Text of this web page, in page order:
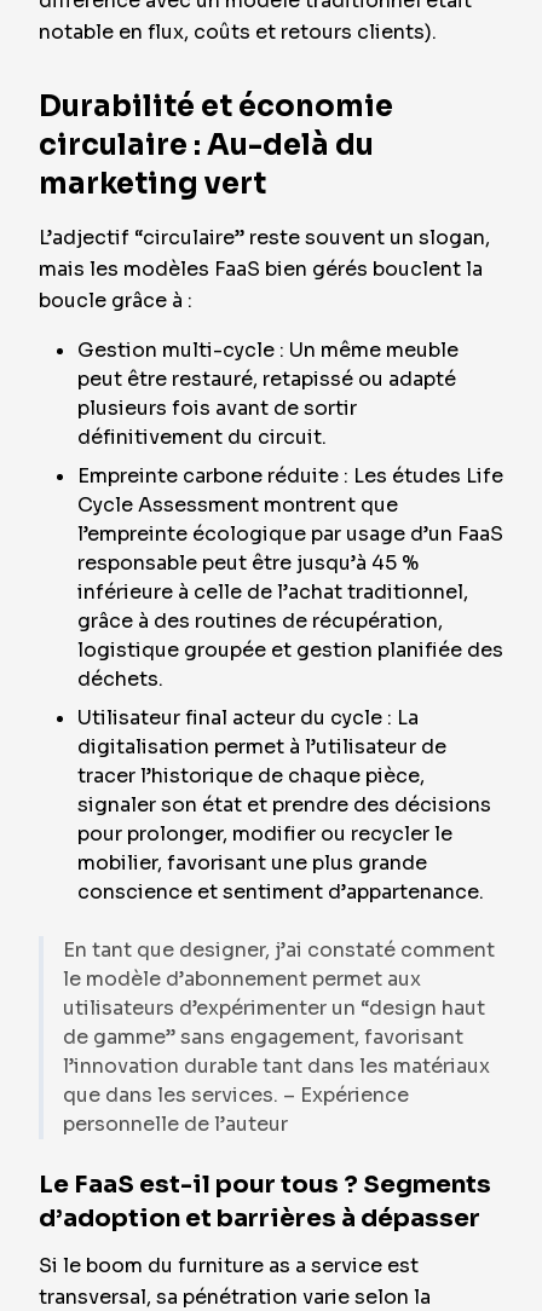
notable en flux, coûts et retours clients).
Durabilité et économie
circulaire : Au-delà du
marketing vert
L’adjectif “circulaire” reste souvent un slogan,
mais les modèles FaaS bien gérés bouclent la
boucle grâce à :
Gestion multi-cycle : Un même meuble
peut être restauré, retapissé ou adapté
plusieurs fois avant de sortir
définitivement du circuit.
Empreinte carbone réduite : Les études Life
Cycle Assessment montrent que
l’empreinte écologique par usage d’un FaaS
responsable peut être jusqu’à 45 %
inférieure à celle de l’achat traditionnel,
grâce à des routines de récupération,
logistique groupée et gestion planifiée des
déchets.
Utilisateur final acteur du cycle : La
digitalisation permet à l’utilisateur de
tracer l’historique de chaque pièce,
signaler son état et prendre des décisions
pour prolonger, modifier ou recycler le
mobilier, favorisant une plus grande
conscience et sentiment d’appartenance.
En tant que designer, j’ai constaté comment
le modèle d’abonnement permet aux
utilisateurs d’expérimenter un “design haut
de gamme” sans engagement, favorisant
l’innovation durable tant dans les matériaux
que dans les services. – Expérience
personnelle de l’auteur
Le FaaS est-il pour tous ? Segments
d’adoption et barrières à dépasser
Si le boom du furniture as a service est
transversal, sa pénétration varie selon la